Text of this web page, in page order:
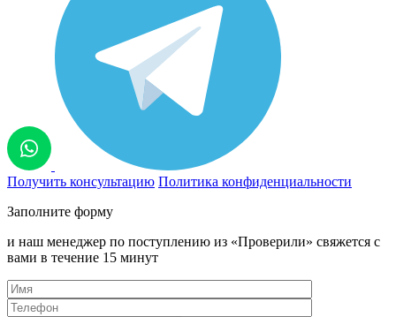
Получить консультацию Политика конфиденциальности
Заполните форму
и наш менеджер по поступлению из «Проверили» свяжется с
вами в течение 15 минут